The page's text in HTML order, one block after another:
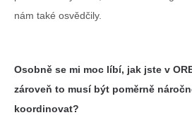
nám také osvědčily.
Osobně se mi moc líbí, jak jste v
zároveň to musí být poměrně
koordinovat?